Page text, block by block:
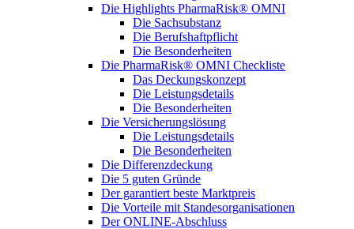
Die Highlights PharmaRisk® OMNI
Die Sachsubstanz
Die Berufshaftpflicht
Die Besonderheiten
Die PharmaRisk® OMNI Checkliste
Das Deckungskonzept
Die Leistungsdetails
Die Besonderheiten
Die Versicherungslösung
Die Leistungsdetails
Die Besonderheiten
Die Differenzdeckung
Die 5 guten Gründe
Der garantiert beste Marktpreis
Die Vorteile mit Standesorganisationen
Der ONLINE-Abschluss